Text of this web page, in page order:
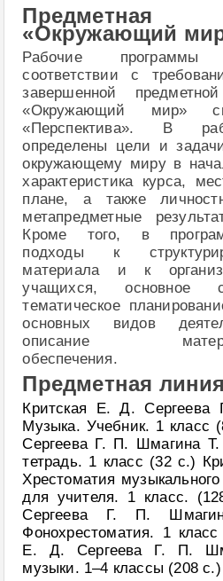
«Окружающий
Рабочие
соответствии с
завершенной
«Окружающий мир»
«Перспектива». В
определены цели и
окружающему миру в
характеристика курса,
плане, а также
метапредметные
Кроме того, в
подходы к
материала и к
учащихся, основное
тематическое
основных видов
описание
обеспечения.
Предметная
Критская Е. Д.
Музыка. Учебник. 1 класс
Сергеева Г. П. Шмагина
тетрадь. 1 класс (32 с.)
Хрестоматия
для учителя. 1 класс.
Сергеева Г. П.
Фонохрестоматия. 1
Е. Д. Сергеева Г. П.
музыки. 1–4 классы (208 с.)